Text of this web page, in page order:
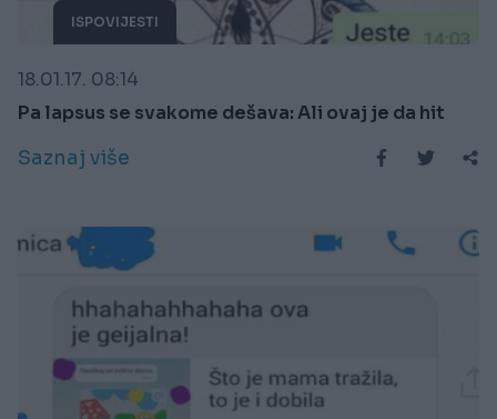
ISPOVIJESTI
18.01.17. 08:14
Pa lapsus se svakome dešava: Ali ovaj je da hit
Saznaj više